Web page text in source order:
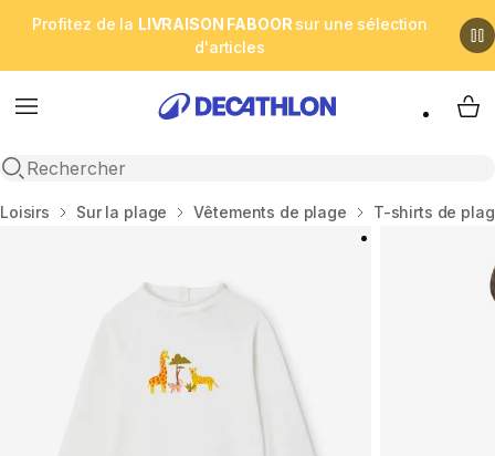
Profitez de la LIVRAISON FABOOR sur une sélection
d'articles
Menu
Open search
My
Accueil
Loisirs Sur la plage Vêtements de plage T-shirts de